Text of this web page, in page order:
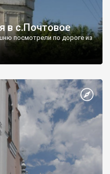
в с.Почтовое
посмотрели по дороге из